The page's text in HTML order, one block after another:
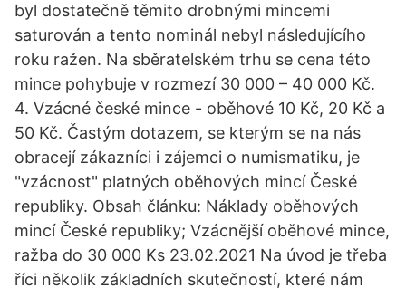
byl dostatečně těmito drobnými mincemi
saturován a tento nominál nebyl následujícího
roku ražen. Na sběratelském trhu se cena této
mince pohybuje v rozmezí 30 000 – 40 000 Kč.
4. Vzácné české mince - oběhové 10 Kč, 20 Kč a
50 Kč. Častým dotazem, se kterým se na nás
obracejí zákazníci i zájemci o numismatiku, je
"vzácnost" platných oběhových mincí České
republiky. Obsah článku: Náklady oběhových
mincí České republiky; Vzácnější oběhové mince,
ražba do 30 000 Ks 23.02.2021 Na úvod je třeba
říci několik základních skutečností, které nám